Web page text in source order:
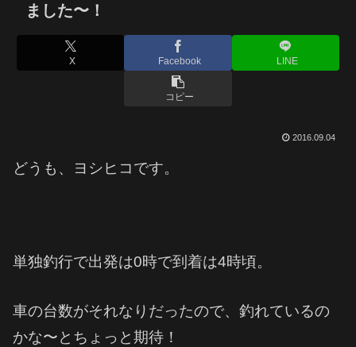
ました〜！
X Facebook LINE
コピー
2016.09.04
どうも、ヨシヒコです。
単独釣行で出発は0時で到着は4時頃。
車の台数がそれなりだったので、釣れているの
かな〜とちょっと期待！